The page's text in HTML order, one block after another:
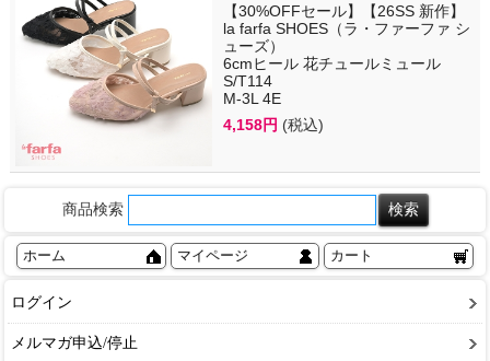
【30%OFFセール】【26SS 新作】
la farfa SHOES（ラ・ファーファ シ
ューズ）
6cmヒール 花チュールミュール
S/T114
M-3L 4E
4,158円 (税込)
商品検索
ホーム マイページ カート
ログイン
メルマガ申込/停止